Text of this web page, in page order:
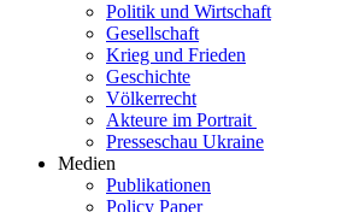
Politik und Wirtschaft
Gesell­schaft
Krieg und Frieden
Geschichte
Völ­ker­recht
Akteure im Portrait
Pres­se­schau Ukraine
Medien
Publi­ka­tio­nen
Policy Paper